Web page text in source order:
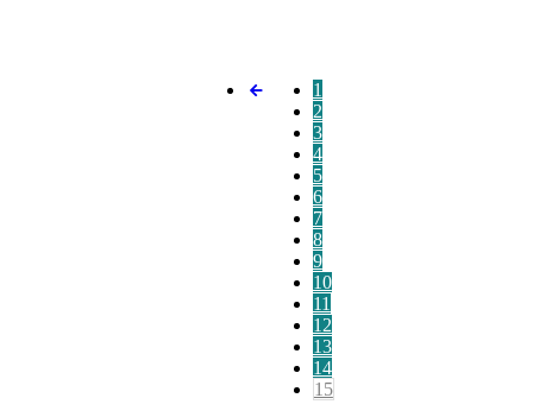
1
2
3
4
5
6
7
8
9
10
11
12
13
14
15